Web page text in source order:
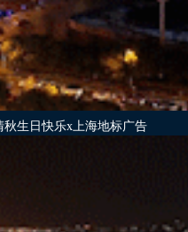
秋生日快乐x上海地标广告